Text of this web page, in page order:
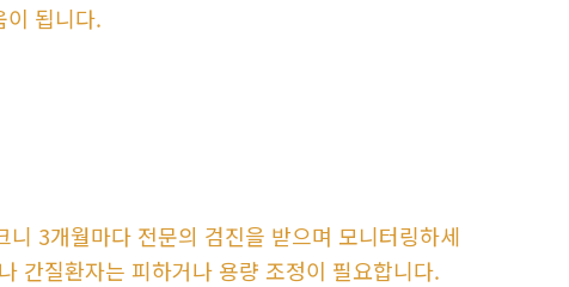
이 됩니다.
3개월마다 전문의 검진을 받으며 모니터링하세
간질환자는 피하거나 용량 조정이 필요합니다.